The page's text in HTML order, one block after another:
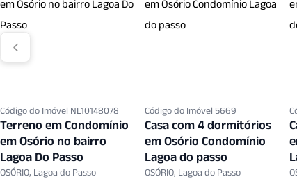
Código do Imóvel NL10148078
Terreno em Condomínio
em Osório no bairro
Lagoa Do Passo
OSÓRIO, Lagoa do Passo
Código do Imóvel 5669
Casa com 4 dormitórios
em Osório Condomínio
Lagoa do passo
OSÓRIO, Lagoa do Passo